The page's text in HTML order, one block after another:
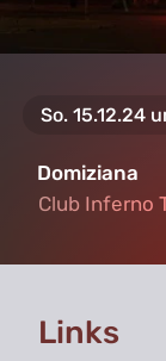
So. 15.12.24
Domiziana
Club Inferno
Club Inferno
Links